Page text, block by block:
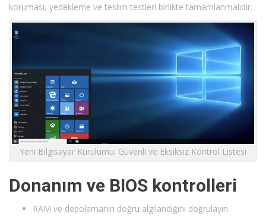
koruması, yedekleme ve teslim testleri birlikte tamamlanmalıdır.
Yeni Bilgisayar Kurulumu: Güvenli ve Eksiksiz Kontrol Listesi
Donanım ve BIOS kontrolleri
RAM ve depolamanın doğru algılandığını doğrulayın.